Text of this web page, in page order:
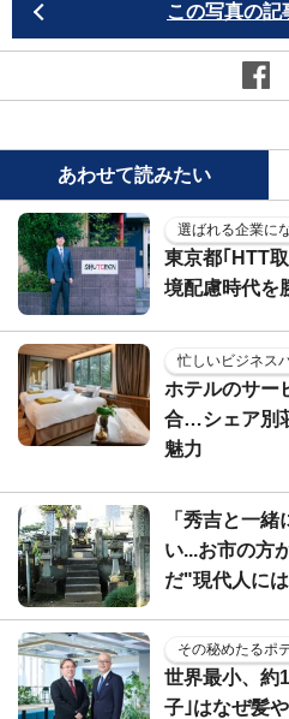
この写真の記
あわせて読みたい
選ばれる企業に
東京都｢HTT
境配慮時代を
忙しいビジネス
ホテルのサー
合…シェア別
魅力
「秀吉と一
い...お市の方
だ"現代人に
その秘めたるポ
世界最小、約
子｣はなぜ髪